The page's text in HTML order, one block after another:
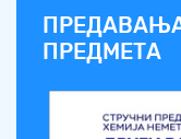
ПРЕДМЕТА